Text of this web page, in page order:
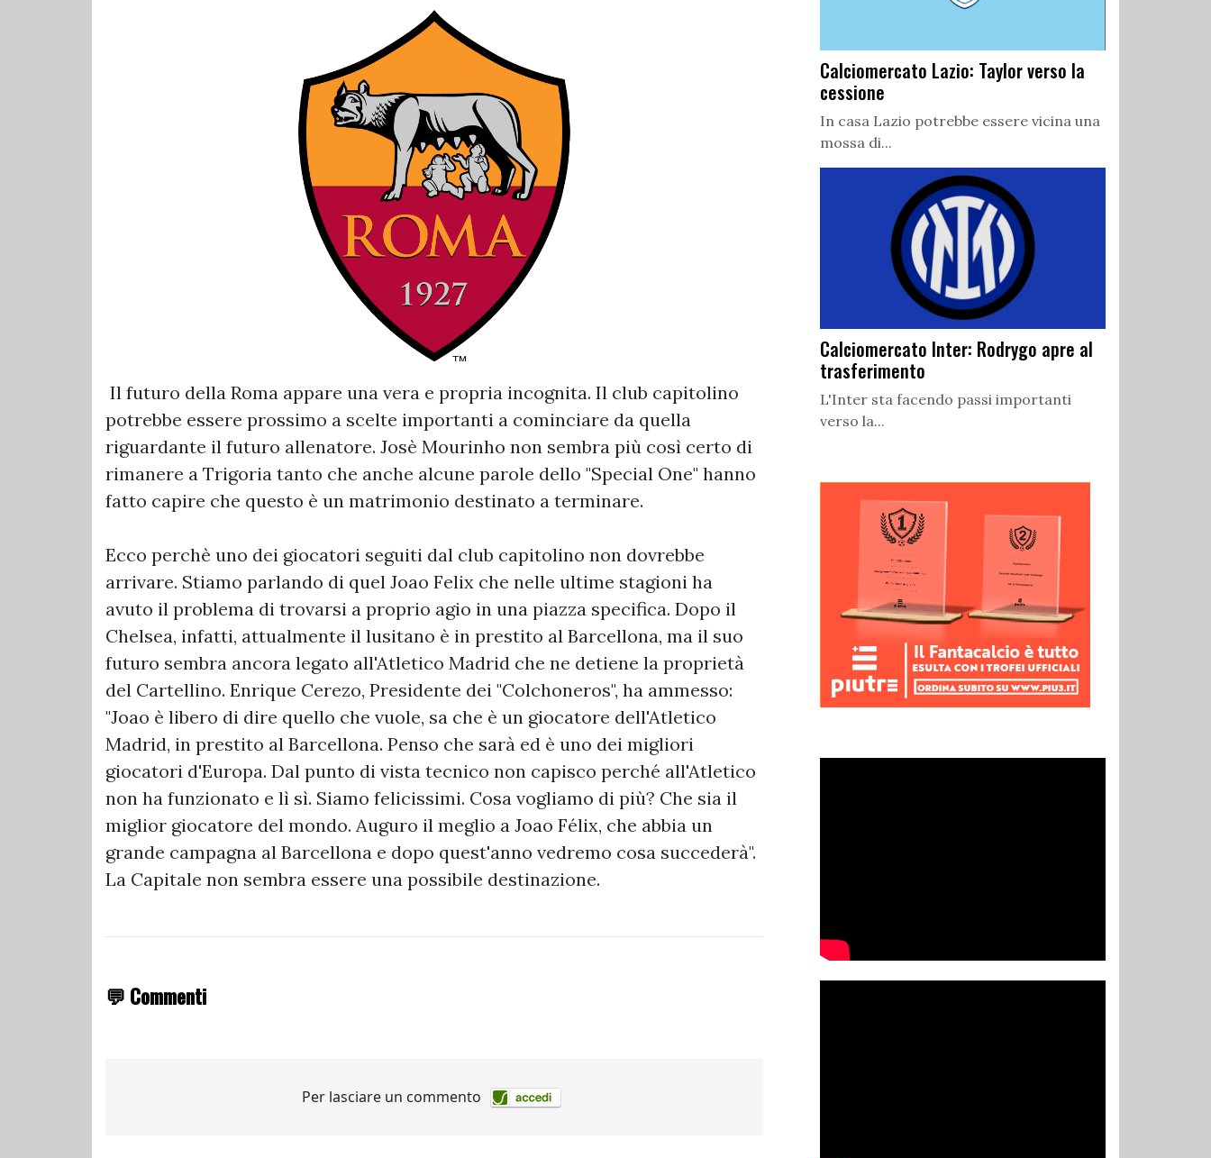
Il futuro della Roma appare una vera e propria incognita. Il club capitolino
potrebbe essere prossimo a scelte importanti a cominciare da quella
riguardante il futuro allenatore. Josè Mourinho non sembra più così certo di
rimanere a Trigoria tanto che anche alcune parole dello "Special One" hanno
fatto capire che questo è un matrimonio destinato a terminare.
Ecco perchè uno dei giocatori seguiti dal club capitolino non dovrebbe
arrivare. Stiamo parlando di quel Joao Felix che nelle ultime stagioni ha
avuto il problema di trovarsi a proprio agio in una piazza specifica. Dopo il
Chelsea, infatti, attualmente il lusitano è in prestito al Barcellona, ma il suo
futuro sembra ancora legato all'Atletico Madrid che ne detiene la proprietà
del Cartellino. Enrique Cerezo, Presidente dei "Colchoneros", ha ammesso:
"Joao è libero di dire quello che vuole, sa che è un giocatore dell'Atletico
Madrid, in prestito al Barcellona. Penso che sarà ed è uno dei migliori
giocatori d'Europa. Dal punto di vista tecnico non capisco perché all'Atletico
non ha funzionato e lì sì. Siamo felicissimi. Cosa vogliamo di più? Che sia il
miglior giocatore del mondo. Auguro il meglio a Joao Félix, che abbia un
grande campagna al Barcellona e dopo quest'anno vedremo cosa succederà".
La Capitale non sembra essere una possibile destinazione.
💬 Commenti
Calciomercato Lazio: Taylor verso la
cessione
In casa Lazio potrebbe essere vicina una
mossa di...
Calciomercato Inter: Rodrygo apre al
trasferimento
L'Inter sta facendo passi importanti
verso la...